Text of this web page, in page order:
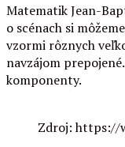
Matematik Jean-
o scénach si
vzormi rôznych
navzájom
komponenty.
Zdroj: https://